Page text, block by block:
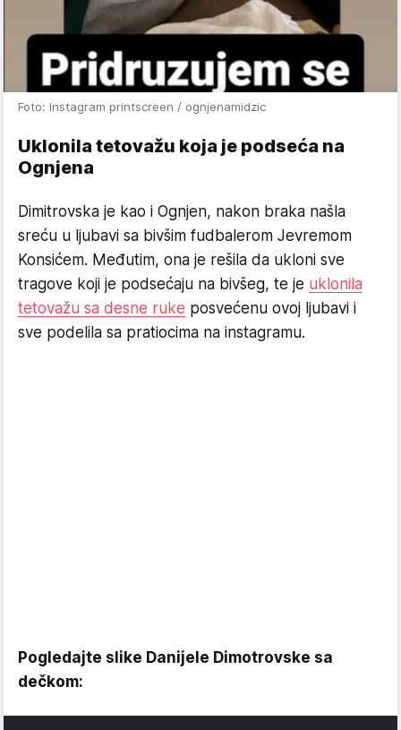
Foto: Instagram printscreen / ognjenamidzic
Uklonila tetovažu koja je podseća na
Ognjena
Dimitrovska je kao i Ognjen, nakon braka našla
sreću u ljubavi sa bivšim fudbalerom Jevremom
Konsićem. Međutim, ona je rešila da ukloni sve
tragove koji je podsećaju na bivšeg, te je uklonila
tetovažu sa desne ruke posvećenu ovoj ljubavi i
sve podelila sa pratiocima na instagramu.
Pogledajte slike Danijele Dimotrovske sa
dečkom: